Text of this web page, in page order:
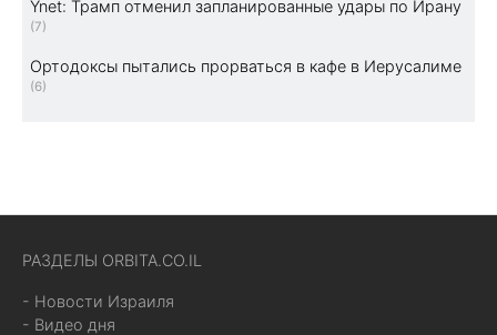
Ynet: Трамп отменил запланированные удары по Ирану
(7)
Ортодоксы пытались прорваться в кафе в Иерусалиме
(6)
РАЗДЕЛЫ ORBITA.CO.IL
- Новости Израиля
- Видео дня